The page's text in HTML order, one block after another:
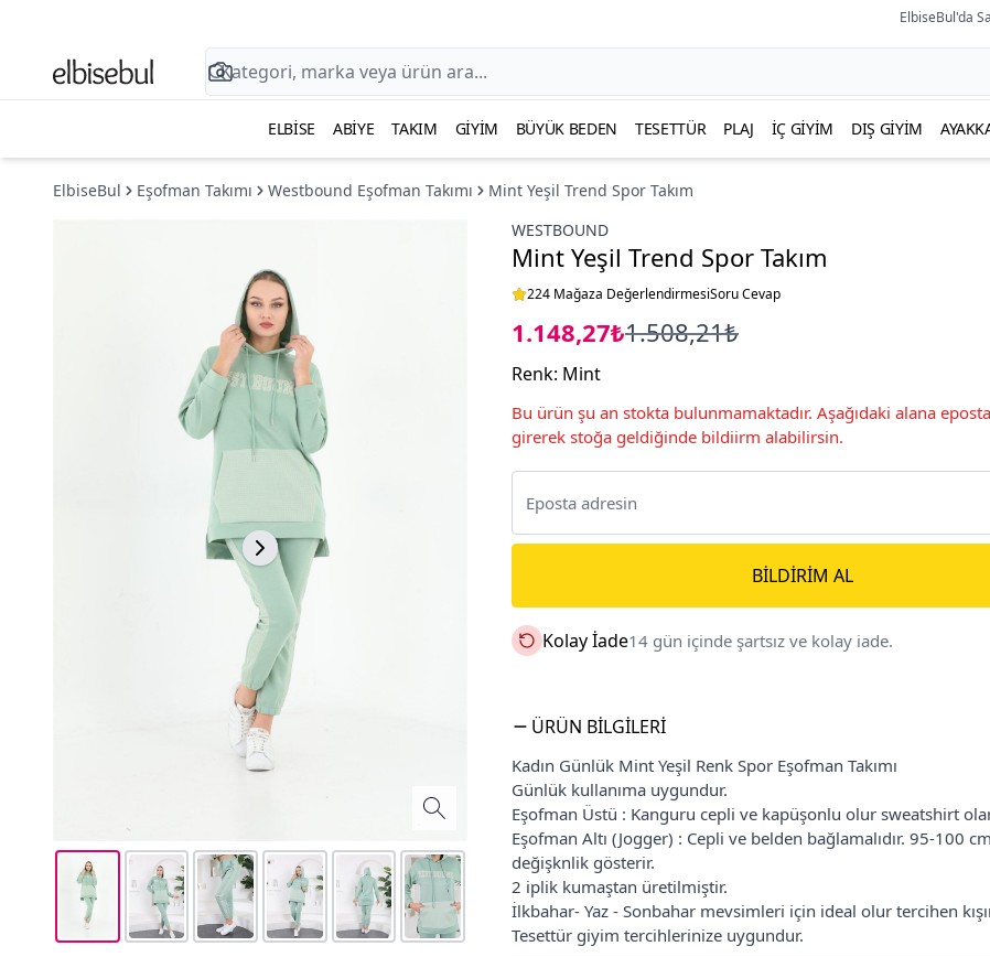
ElbiseBul'da
ELBISE ABIYE TAKIM GIYIM BÜYÜK BEDEN TESETTÜR PLAJ İÇ GIYIM DIŞ GIYIM
ElbiseBul Eşofman Takımı Westbound Eşofman Takımı
Mint Yeşil Trend Spor Takım
WESTBOUND
Mint Yeşil Trend Spor Takım
224 Mağaza DeğerlendirmesiSoru Cevap
1.148,27₺1.508,21₺
Renk: Mint
Bu ürün şu an stokta bulunmamaktadır. Aşağıdaki alana
girerek stoğa geldiğinde bildiirm alabilirsin.
BILDIRIM AL
Kolay İade14 gün içinde şartsız ve kolay iade.
ÜRÜN BILGILERI
Kadın Günlük Mint Yeşil Renk Spor Eşofman Takımı
Günlük kullanıma uygundur.
Eşofman Üstü : Kanguru cepli ve kapüşonlu olur sweatshirt
Eşofman Altı (Jogger) : Cepli ve belden bağlamalıdır. 95-100
değişknlik gösterir.
2 iplik kumaştan üretilmiştir.
İlkbahar- Yaz - Sonbahar mevsimleri için ideal olur tercihen
Tesettür giyim tercihlerinize uygundur.